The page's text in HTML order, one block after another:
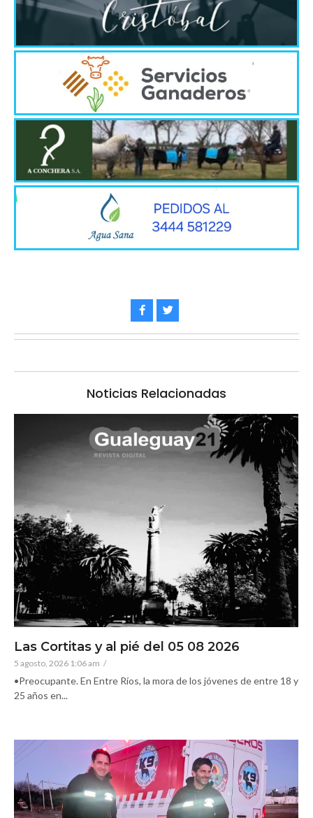
Noticias Relacionadas
Las Cortitas y al pié del 05 08 2026
5 agosto, 2026 1:06 am /
•Preocupante. En Entre Ríos, la mora de los jóvenes de entre 18 y
25 años en...